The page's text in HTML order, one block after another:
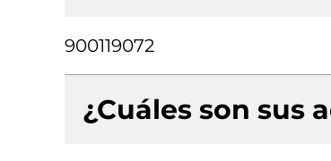
900119072
¿Cuáles son sus